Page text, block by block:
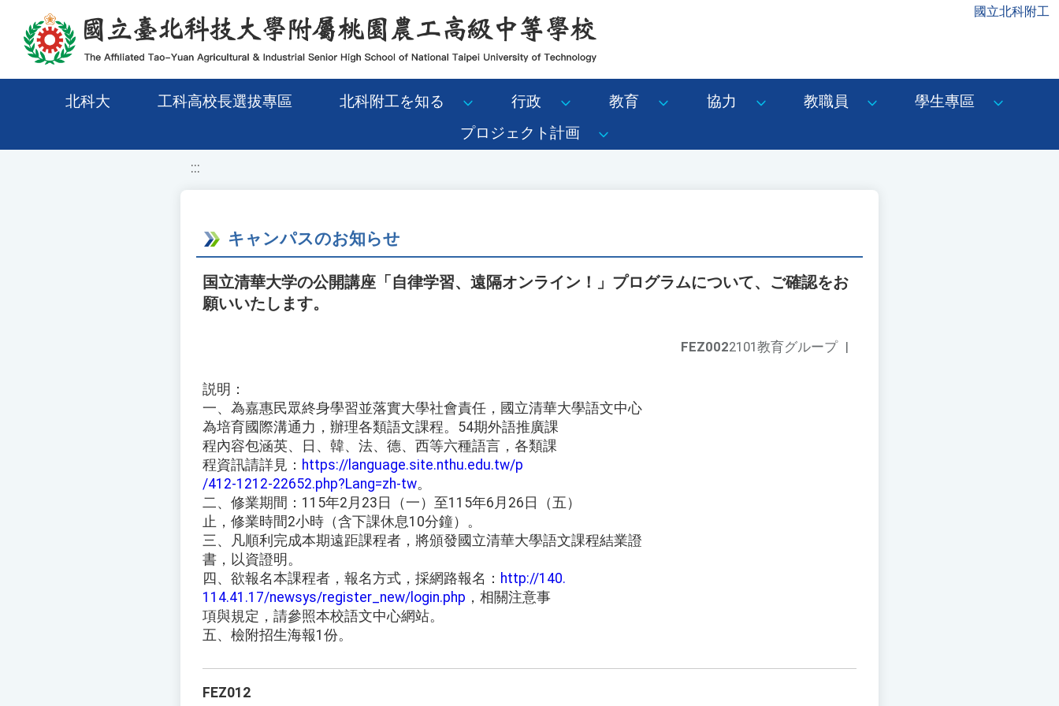
移至網頁之主要內容區位置 國立北科附工
北科大 工科高校長選拔專區 北科附工を知る 行政 教育 協力 教職員
學生專區
プロジェクト計画
:::
キャンパスのお知らせ
国立清華大学の公開講座「自律学習、遠隔オンライン！」プログラムについて、ご確認をお
願いいたします。
FEZ0022101教育グループ |
説明：
一、為嘉惠民眾終身學習並落實大學社會責任，國立清華大學語文中心
為培育國際溝通力，辦理各類語文課程。54期外語推廣課
程內容包涵英、日、韓、法、德、西等六種語言，各類課
程資訊請詳見： https://language.site.nthu.edu.tw/p
/412-1212-22652.php?Lang=zh-tw。
二、修業期間：115年2月23日（一）至115年6月26日（五）
止，修業時間2小時（含下課休息10分鐘）。
三、凡順利完成本期遠距課程者，將頒發國立清華大學語文課程結業證
書，以資證明。
四、欲報名本課程者，報名方式，採網路報名： http://140.
114.41.17/newsys/register_new/login.php ，相關注意事
項與規定，請參照本校語文中心網站。
五、檢附招生海報1份。
FEZ012